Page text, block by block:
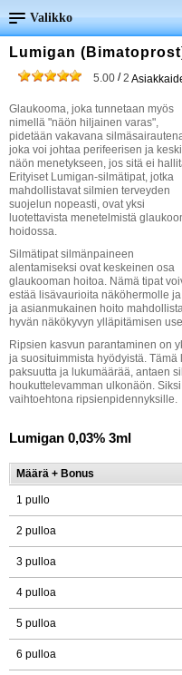
Valikko
Lumigan
5.00 /2
Glaukooma, joka tunnetaan myös
nimellä "näön hiljainen varas",
pidetään vakavana
joka voi johtaa perifeerisen ja
näön menetykseen, jos sitä ei
Erityiset Lumigan-silmätipat, jotka
mahdollistavat silmien terveyden
suojelun nopeasti, ovat yksi
luotettavista menetelmistä
hoidossa.
Silmätipat silmänpaineen
alentamiseksi ovat keskeinen osa
glaukooman hoitoa. Nämä tipat
estää lisävaurioita näköhermolle
ja asianmukainen hoito
hyvän näkökyvyn ylläpitämisen
Ripsien kasvun parantaminen on
ja suosituimmista hyödyistä.
paksuutta ja lukumäärää, antaen
houkuttelevamman ulkonäön.
vaihtoehtona ripsienpidennyksille.
Lumigan 0,03% 3ml
Määrä + Bonus
1 pullo
2 pulloa
3 pulloa
4 pulloa
5 pulloa
6 pulloa